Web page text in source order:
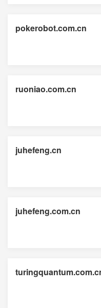
pokerobot.com.cn
ruoniao.com.cn
juhefeng.cn
juhefeng.com.cn